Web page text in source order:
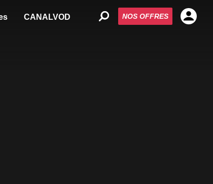
CANALVOD NOS OFFRES